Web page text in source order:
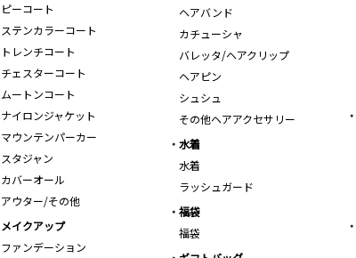
ピーコート
ステンカラーコート
トレンチコート
チェスターコート
ムートンコート
ナイロンジャケット
マウンテンパーカー
スタジャン
カバーオール
アウター/その他
ヘアバンド
カチューシャ
バレッタ/ヘアクリップ
ヘアピン
シュシュ
その他ヘアアクセサリー
水着
水着
ラッシュガード
福袋
福袋
メイクアップ
ファンデーション